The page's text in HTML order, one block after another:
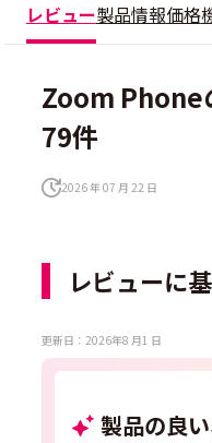
レビュー製品情報価格
Zoom Phone
79件
2026 年 07 月 22 日
レビューに
更新日：2026年8 月1 日
製品の良